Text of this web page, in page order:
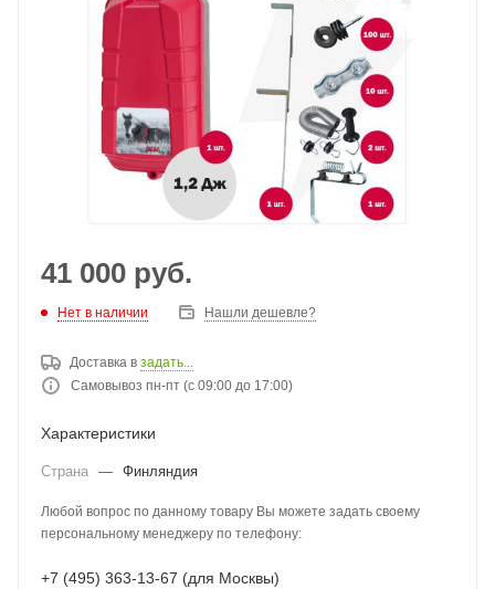
41 000 руб.
Нет в наличии Нашли дешевле?
Доставка в задать...
Самовывоз пн-пт (с 09:00 до 17:00)
Характеристики
Страна — Финляндия
Любой вопрос по данному товару Вы можете задать своему
персональному менеджеру по телефону:
+7 (495) 363-13-67 (для Москвы)